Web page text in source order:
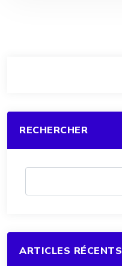
RECHERCHER
ARTICLES RÉCENTS